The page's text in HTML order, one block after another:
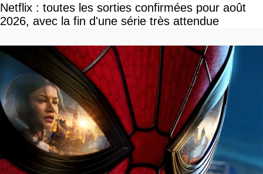
Netflix : toutes les sorties confirmées pour août
2026, avec la fin d'une série très attendue